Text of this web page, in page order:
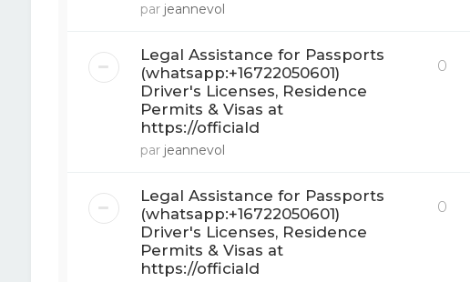
par jeannevol
Legal Assistance for Passports
(whatsapp:+16722050601)
Driver's Licenses, Residence
Permits & Visas at
https://officiald
par jeannevol
0
Legal Assistance for Passports
(whatsapp:+16722050601)
Driver's Licenses, Residence
Permits & Visas at
https://officiald
0